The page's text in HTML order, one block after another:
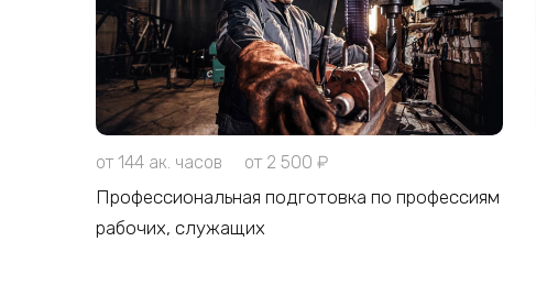
от 144 ак. часов от 2 500 ₽
Профессиональная подготовка по профессиям
рабочих, служащих